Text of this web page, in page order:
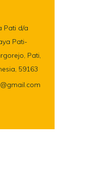
Pati d/a
Pati-
Pati,
59163